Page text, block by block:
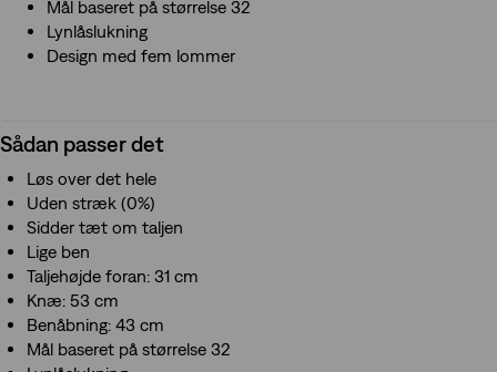
Mål baseret på størrelse 32
Lynlåslukning
Design med fem lommer
Sådan passer det
Løs over det hele
Uden stræk (0%)
Sidder tæt om taljen
Lige ben
Taljehøjde foran: 31 cm
Knæ: 53 cm
Benåbning: 43 cm
Mål baseret på størrelse 32